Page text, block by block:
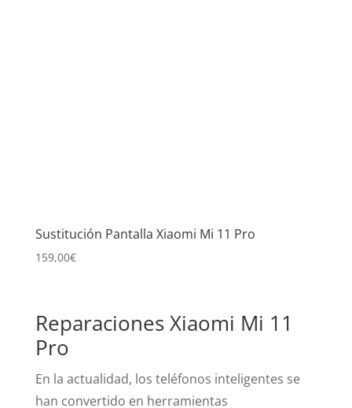
Sustitución Pantalla Xiaomi Mi 11 Pro
159,00€
Reparaciones Xiaomi Mi 11
Pro
En la actualidad, los teléfonos inteligentes se
han convertido en herramientas